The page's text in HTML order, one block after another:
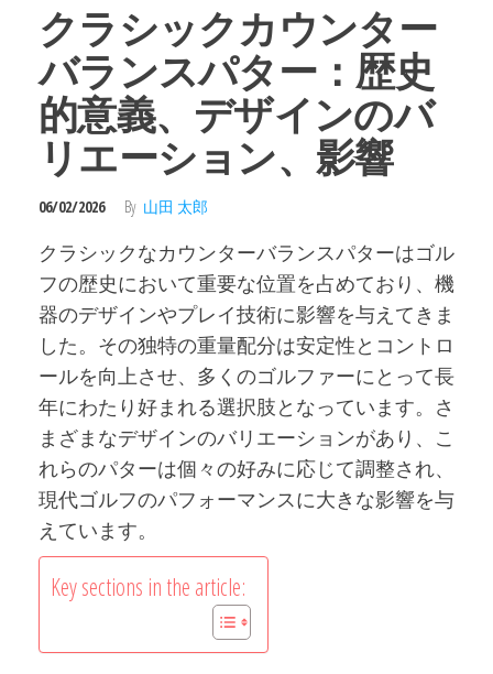
クラシックカウンター
バランスパター：歴史
的意義、デザインのバ
リエーション、影響
06/02/2026 By 山田 太郎
クラシックなカウンターバランスパターはゴル
フの歴史において重要な位置を占めており、機
器のデザインやプレイ技術に影響を与えてきま
した。その独特の重量配分は安定性とコントロ
ールを向上させ、多くのゴルファーにとって長
年にわたり好まれる選択肢となっています。さ
まざまなデザインのバリエーションがあり、こ
れらのパターは個々の好みに応じて調整され、
現代ゴルフのパフォーマンスに大きな影響を与
えています。
Key sections in the article: